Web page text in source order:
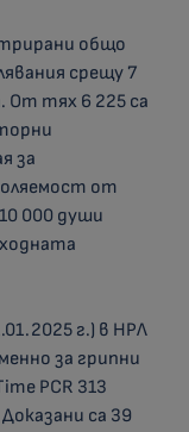
общо
срещу 7
От тях 6 225 са
за
от
000 души
г.) в НРЛ
за грипни
PCR 313
са 39